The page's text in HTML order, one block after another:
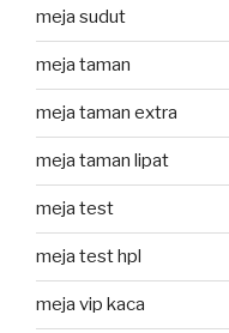
meja sudut
meja taman
meja taman extra
meja taman lipat
meja test
meja test hpl
meja vip kaca